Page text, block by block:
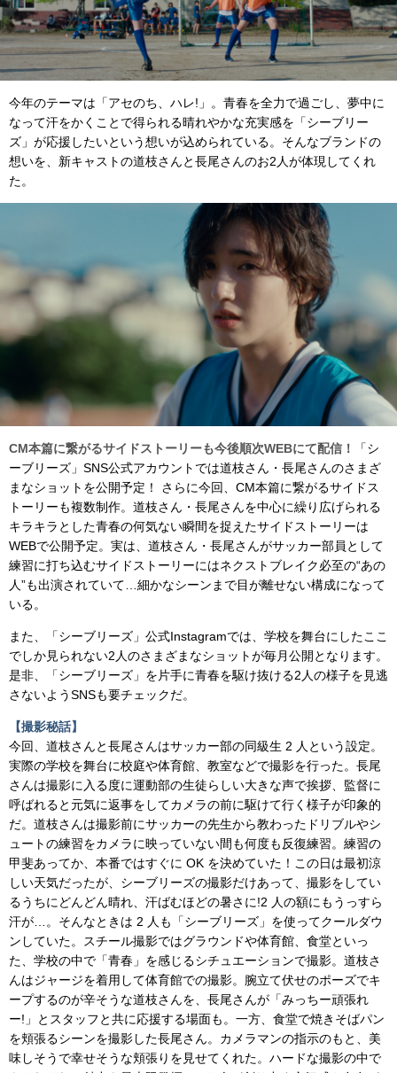
今年のテーマは「アセのち、ハレ!」。青春を全力で過ごし、夢中に
なって汗をかくことで得られる晴れやかな充実感を「シーブリー
ズ」が応援したいという想いが込められている。そんなブランドの
想いを、新キャストの道枝さんと長尾さんのお2人が体現してくれ
た。
CM本篇に繋がるサイドストーリーも今後順次WEBにて配信！
「シ
ーブリーズ」SNS公式アカウントでは道枝さん・長尾さんのさまざ
まなショットを公開予定！ さらに今回、CM本篇に繋がるサイドス
トーリーも複数制作。道枝さん・長尾さんを中心に繰り広げられる
キラキラとした青春の何気ない瞬間を捉えたサイドストーリーは
WEBで公開予定。実は、道枝さん・長尾さんがサッカー部員として
練習に打ち込むサイドストーリーにはネクストブレイク必至の“あの
人”も出演されていて…細かなシーンまで目が離せない構成になって
いる。
また、「シーブリーズ」公式Instagramでは、学校を舞台にしたここ
でしか見られない2人のさまざまなショットが毎月公開となります。
是非、「シーブリーズ」を片手に青春を駆け抜ける2人の様子を見逃
さないようSNSも要チェックだ。
【撮影秘話】
今回、道枝さんと長尾さんはサッカー部の同級生 2 人という設定。
実際の学校を舞台に校庭や体育館、教室などで撮影を行った。長尾
さんは撮影に入る度に運動部の生徒らしい大きな声で挨拶、監督に
呼ばれると元気に返事をしてカメラの前に駆けて行く様子が印象的
だ。道枝さんは撮影前にサッカーの先生から教わったドリブルやシ
ュートの練習をカメラに映っていない間も何度も反復練習。練習の
甲斐あってか、本番ではすぐに OK を決めていた！この日は最初涼
しい天気だったが、シーブリーズの撮影だけあって、撮影をしてい
るうちにどんどん晴れ、汗ばむほどの暑さに!2 人の額にもうっすら
汗が…。そんなときは 2 人も「シーブリーズ」を使ってクールダウ
ンしていた。スチール撮影ではグラウンドや体育館、食堂といっ
た、学校の中で「青春」を感じるシチュエーションで撮影。道枝さ
んはジャージを着用して体育館での撮影。腕立て伏せのポーズでキ
ープするのが辛そうな道枝さんを、長尾さんが「みっちー頑張れ
ー!」とスタッフと共に応援する場面も。一方、食堂で焼きそばパン
を頬張るシーンを撮影した長尾さん。カメラマンの指示のもと、美
味しそうで幸せそうな頬張りを見せてくれた。ハードな撮影の中で